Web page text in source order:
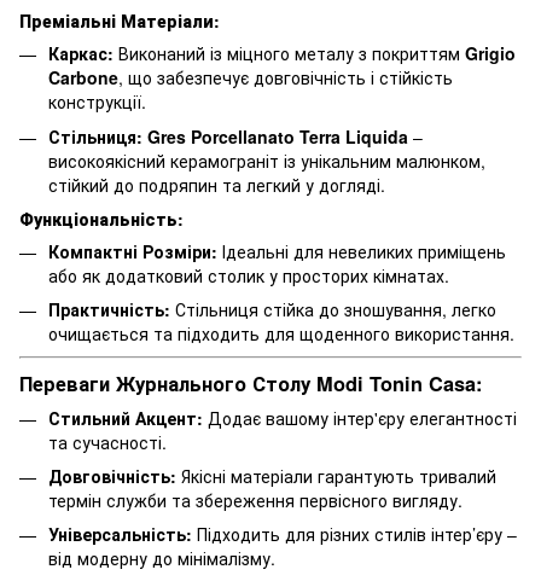
Преміальні Матеріали:
Каркас: Виконаний із міцного металу з покриттям Grigio
Carbone, що забезпечує довговічність і стійкість
конструкції.
Стільниця: Gres Porcellanato Terra Liquida –
високоякісний керамограніт із унікальним малюнком,
стійкий до подряпин та легкий у догляді.
Функціональність:
Компактні Розміри: Ідеальні для невеликих приміщень
або як додатковий столик у просторих кімнатах.
Практичність: Стільниця стійка до зношування, легко
очищається та підходить для щоденного використання.
Переваги Журнального Столу Modi Tonin Casa:
Стильний Акцент: Додає вашому інтер'єру елегантності
та сучасності.
Довговічність: Якісні матеріали гарантують тривалий
термін служби та збереження первісного вигляду.
Універсальність: Підходить для різних стилів інтер’єру –
від модерну до мінімалізму.